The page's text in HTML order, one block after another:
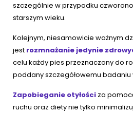
szczególnie w przypadku
starszym wieku.
Kolejnym, niesamowicie ważnym
jest rozmnażanie jedynie
celu każdy pies przeznaczony do
poddany szczegółowemu
Zapobieganie otyłości za
ruchu oraz diety nie tylko